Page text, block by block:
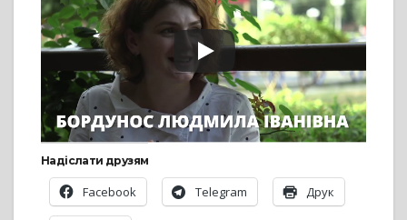
Надіслати друзям
Facebook Telegram Друк